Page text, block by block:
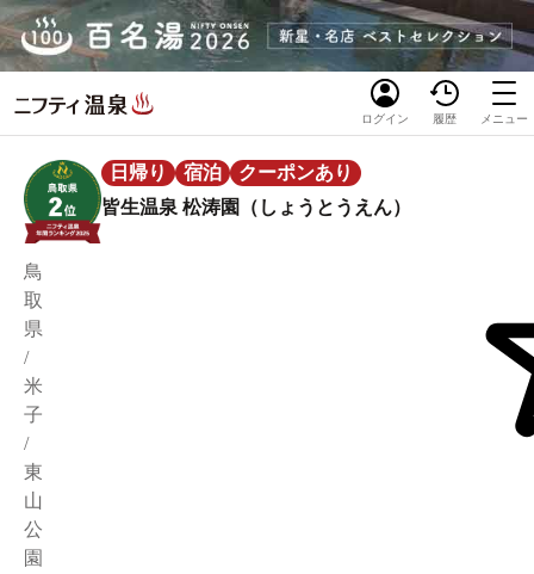
ログイン 履歴 メニュー
日帰り 宿泊
クーポンあり
皆生温泉 松涛園（しょうとうえん）
鳥
取
県
/
米
子
/
東
山
公
園